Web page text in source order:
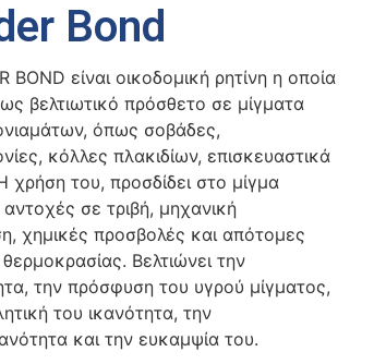
Bond
BOND είναι οικοδομική ρητίνη η οποία
ως βελτιωτικό πρόσθετο σε μίγματα
όπως σοβάδες,
κόλλες πλακιδίων, επισκευαστικά
χρήση του, προσδίδει στο μίγμα
σε τριβή, μηχανική
χημικές προσβολές και απότομες
Βελτιώνει την
την πρόσφυση του υγρού μίγματος,
του ικανότητα, την
και την ευκαμψία του.